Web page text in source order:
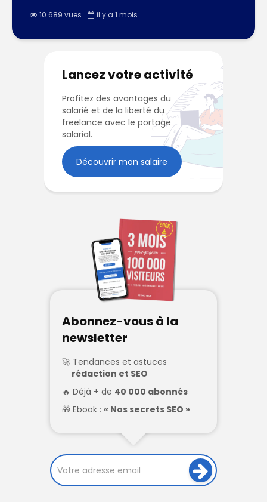
10 689 vues il y a 1 mois
Lancez votre activité
Profitez des avantages du
salarié et de la liberté du
freelance avec le portage
salarial.
Découvrir mon salaire
Abonnez-vous à la
newsletter
Tendances et astuces
rédaction et SEO
Déjà + de 40 000 abonnés
Ebook : « Nos secrets SEO »